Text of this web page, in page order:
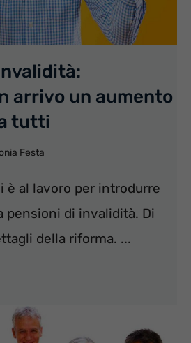
arrivo un aumento
tutti
Festa
è al lavoro per introdurre
pensioni di invalidità. Di
della riforma. ...